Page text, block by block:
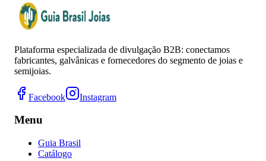
Plataforma especializada de divulgação B2B: conectamos
fabricantes, galvânicas e fornecedores do segmento de joias e
semijoias.
Facebook Instagram
Menu
Guia Brasil
Catálogo